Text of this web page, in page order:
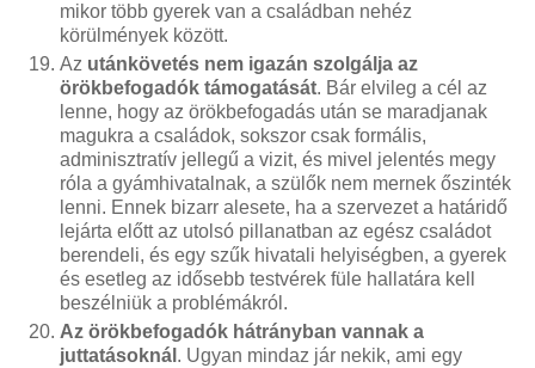
mikor több gyerek van a családban nehéz
körülmények között.
Az utánkövetés nem igazán szolgálja az
örökbefogadók támogatását. Bár elvileg a cél az
lenne, hogy az örökbefogadás után se maradjanak
magukra a családok, sokszor csak formális,
adminisztratív jellegű a vizit, és mivel jelentés megy
róla a gyámhivatalnak, a szülők nem mernek őszinték
lenni. Ennek bizarr alesete, ha a szervezet a határidő
lejárta előtt az utolsó pillanatban az egész családot
berendeli, és egy szűk hivatali helyiségben, a gyerek
és esetleg az idősebb testvérek füle hallatára kell
beszélniük a problémákról.
Az örökbefogadók hátrányban vannak a
juttatásoknál . Ugyan mindaz jár nekik, ami egy